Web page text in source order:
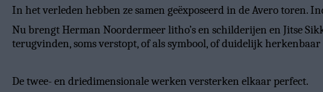
In het verleden hebben ze samen geëxposeerd in de Avero toren.
Nu brengt Herman Noordermeer litho’s en schilderijen en Jitse
terugvinden, soms verstopt, of als symbool, of duidelijk
De twee- en driedimensionale werken versterken elkaar perfect.